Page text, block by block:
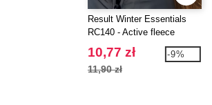
Result Winter Essentials
RC140 - Active fleece
headband
10,77 zł
11,90 zł
-9%